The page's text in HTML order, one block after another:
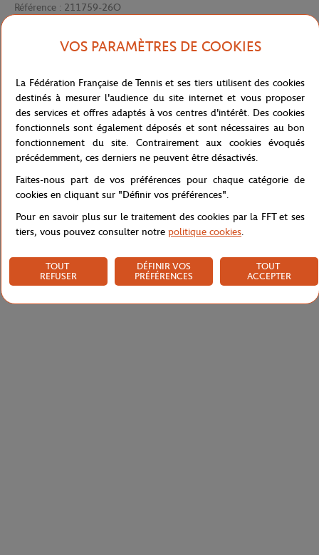
Référence : 211759-26O
Livraison et retours
VOS PARAMÈTRES DE COOKIES
La Fédération Française de Tennis et ses tiers utilisent des cookies
destinés à mesurer l'audience du site internet et vous proposer
des services et offres adaptés à vos centres d'intérêt. Des cookies
fonctionnels sont également déposés et sont nécessaires au bon
fonctionnement du site. Contrairement aux cookies évoqués
précédemment, ces derniers ne peuvent être désactivés.
Faites-nous part de vos préférences pour chaque catégorie de
cookies en cliquant sur "Définir vos préférences".
Pour en savoir plus sur le traitement des cookies par la FFT et ses
tiers, vous pouvez consulter notre politique cookies.
TOUT
REFUSER
DÉFINIR VOS
PRÉFÉRENCES
TOUT
ACCEPTER